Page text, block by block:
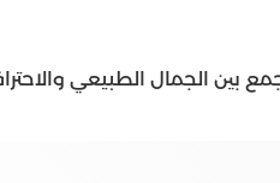
بين الجمال الطبيعي